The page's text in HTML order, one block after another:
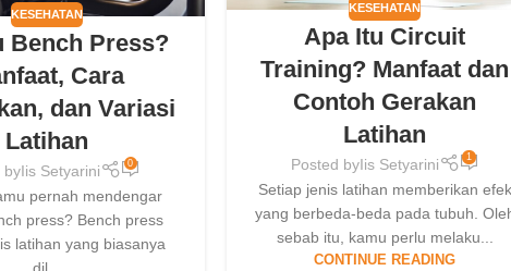
KESEHATAN
Bench Press?
Cara
dan Variasi
Latihan
byIis Setyarini 0
pernah mendengar
press? Bench press
latihan yang biasanya
KESEHATAN
Apa Itu Circuit
Training? Manfaat dan
Contoh Gerakan
Latihan
Posted byIis Setyarini 1
Setiap jenis latihan memberikan efek
yang berbeda-beda pada tubuh.
sebab itu, kamu perlu melaku...
CONTINUE READING